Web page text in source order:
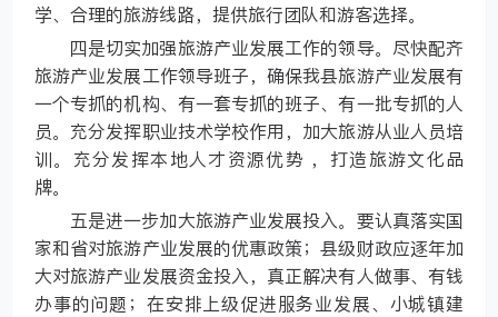
学、合理的旅游线路，提供旅行团队和游客选择。
四是切实加强旅游产业发展工作的领导。尽快配齐
旅游产业发展工作领导班子，确保我县旅游产业发展有
一个专抓的机构、有一套专抓的班子、有一批专抓的人
员。充分发挥职业技术学校作用，加大旅游从业人员培
训。充分发挥本地人才资源优势 ，打造旅游文化品
牌。
五是进一步加大旅游产业发展投入。要认真落实国
家和省对旅游产业发展的优惠政策；县级财政应逐年加
大对旅游产业发展资金投入，真正解决有人做事、有钱
办事的问题；在安排上级促进服务业发展、小城镇建